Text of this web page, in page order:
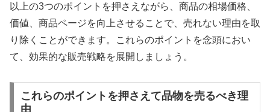
以上の3つのポイントを押さえながら、商品の相場価格、
価値、商品ページを向上させることで、売れない理由を取
り除くことができます。これらのポイントを念頭におい
て、効果的な販売戦略を展開しましょう。
これらのポイントを押さえて品物を売るべき理
由